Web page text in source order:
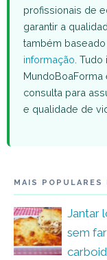
profissionais de
garantir a
também baseado
informação .
consulta para
e qualidade de
MAIS
Jantar
sem